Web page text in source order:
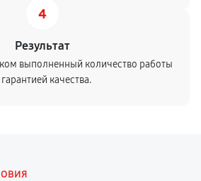
4
Результат
выполненный количество работы
качества.